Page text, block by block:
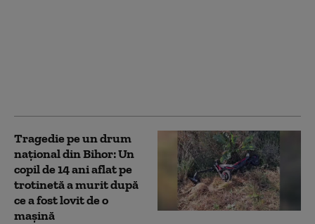
Tragedie pe un drum
național din Bihor: Un
copil de 14 ani aflat pe
trotinetă a murit după
ce a fost lovit de o
mașină